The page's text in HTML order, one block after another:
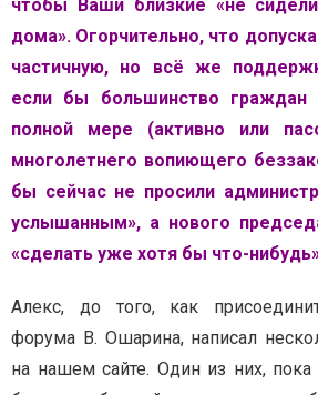
чтобы Ваши близкие «не
дома». Огорчительно, что
частичную, но всё же
если бы большинство
полной мере (активно или
многолетнего вопиющего
бы сейчас не просили
услышанным», а нового
«сделать уже хотя бы что-
Алекс, до того, как
форума В. Ошарина, написал
на нашем сайте. Один из них, пока